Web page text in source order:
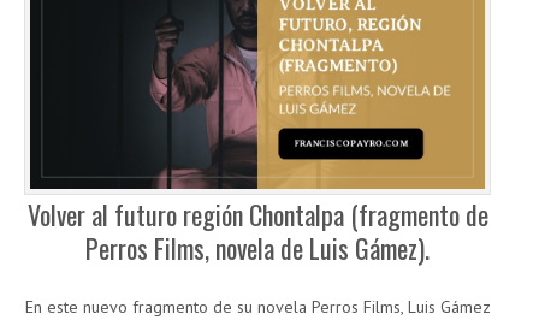
Volver al futuro región Chontalpa (fragmento de
Perros Films, novela de Luis Gámez).
En este nuevo fragmento de su novela Perros Films, Luis Gámez